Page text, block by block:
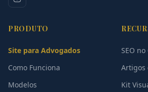
PRODUTO
Site para Advogados
Como Funciona
Modelos
SEO
Artigos
Kit